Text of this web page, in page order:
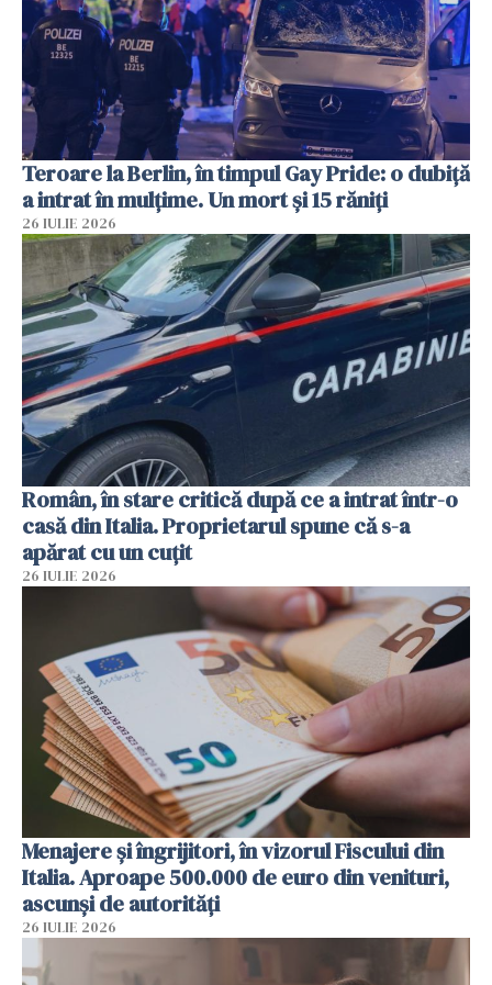
Teroare la Berlin, în timpul Gay Pride: o dubiță
a intrat în mulțime. Un mort și 15 răniți
26 IULIE 2026
Român, în stare critică după ce a intrat într-o
casă din Italia. Proprietarul spune că s-a
apărat cu un cuțit
26 IULIE 2026
Menajere și îngrijitori, în vizorul Fiscului din
Italia. Aproape 500.000 de euro din venituri,
ascunși de autorități
26 IULIE 2026